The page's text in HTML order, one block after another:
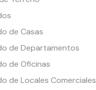
de Casas
de Departamentos
de Oficinas
de Locales Comerciales